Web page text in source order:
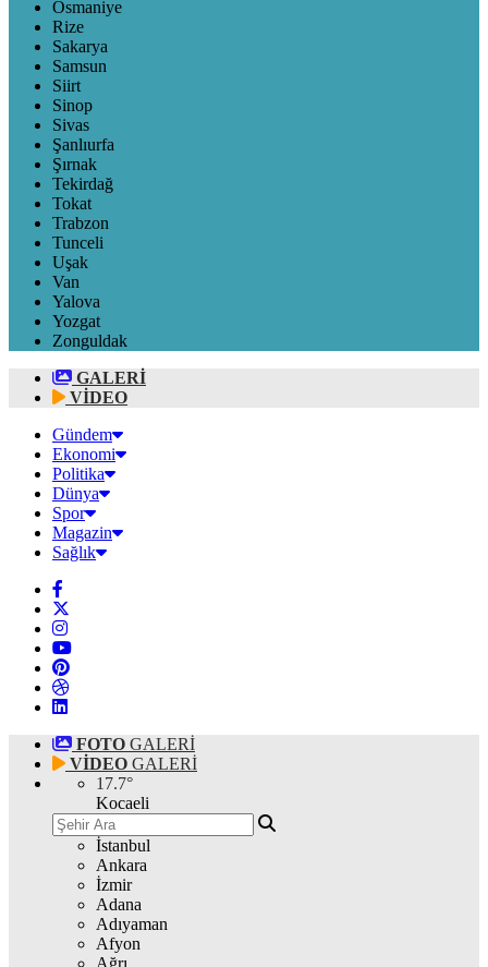
Osmaniye
Rize
Sakarya
Samsun
Siirt
Sinop
Sivas
Şanlıurfa
Şırnak
Tekirdağ
Tokat
Trabzon
Tunceli
Uşak
Van
Yalova
Yozgat
Zonguldak
GALERİ
VİDEO
Gündem
Ekonomi
Politika
Dünya
Spor
Magazin
Sağlık
FOTO GALERİ
VİDEO GALERİ
17.7°
Kocaeli
İstanbul
Ankara
İzmir
Adana
Adıyaman
Afyon
Ağrı